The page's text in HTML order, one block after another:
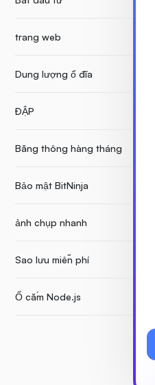
trang web
Dung lượng ổ đĩa
ĐẬP
Băng thông hàng tháng
Bảo mật BitNinja
ảnh chụp nhanh
Sao lưu miễn phí
Ổ cắm Node.js